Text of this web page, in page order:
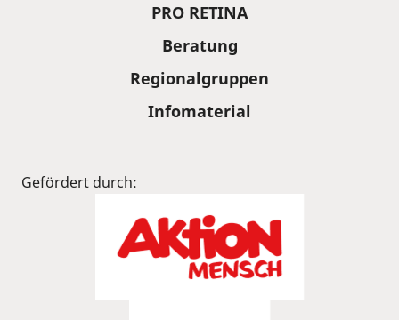
PRO RETINA
Beratung
Regionalgruppen
Infomaterial
Gefördert durch: